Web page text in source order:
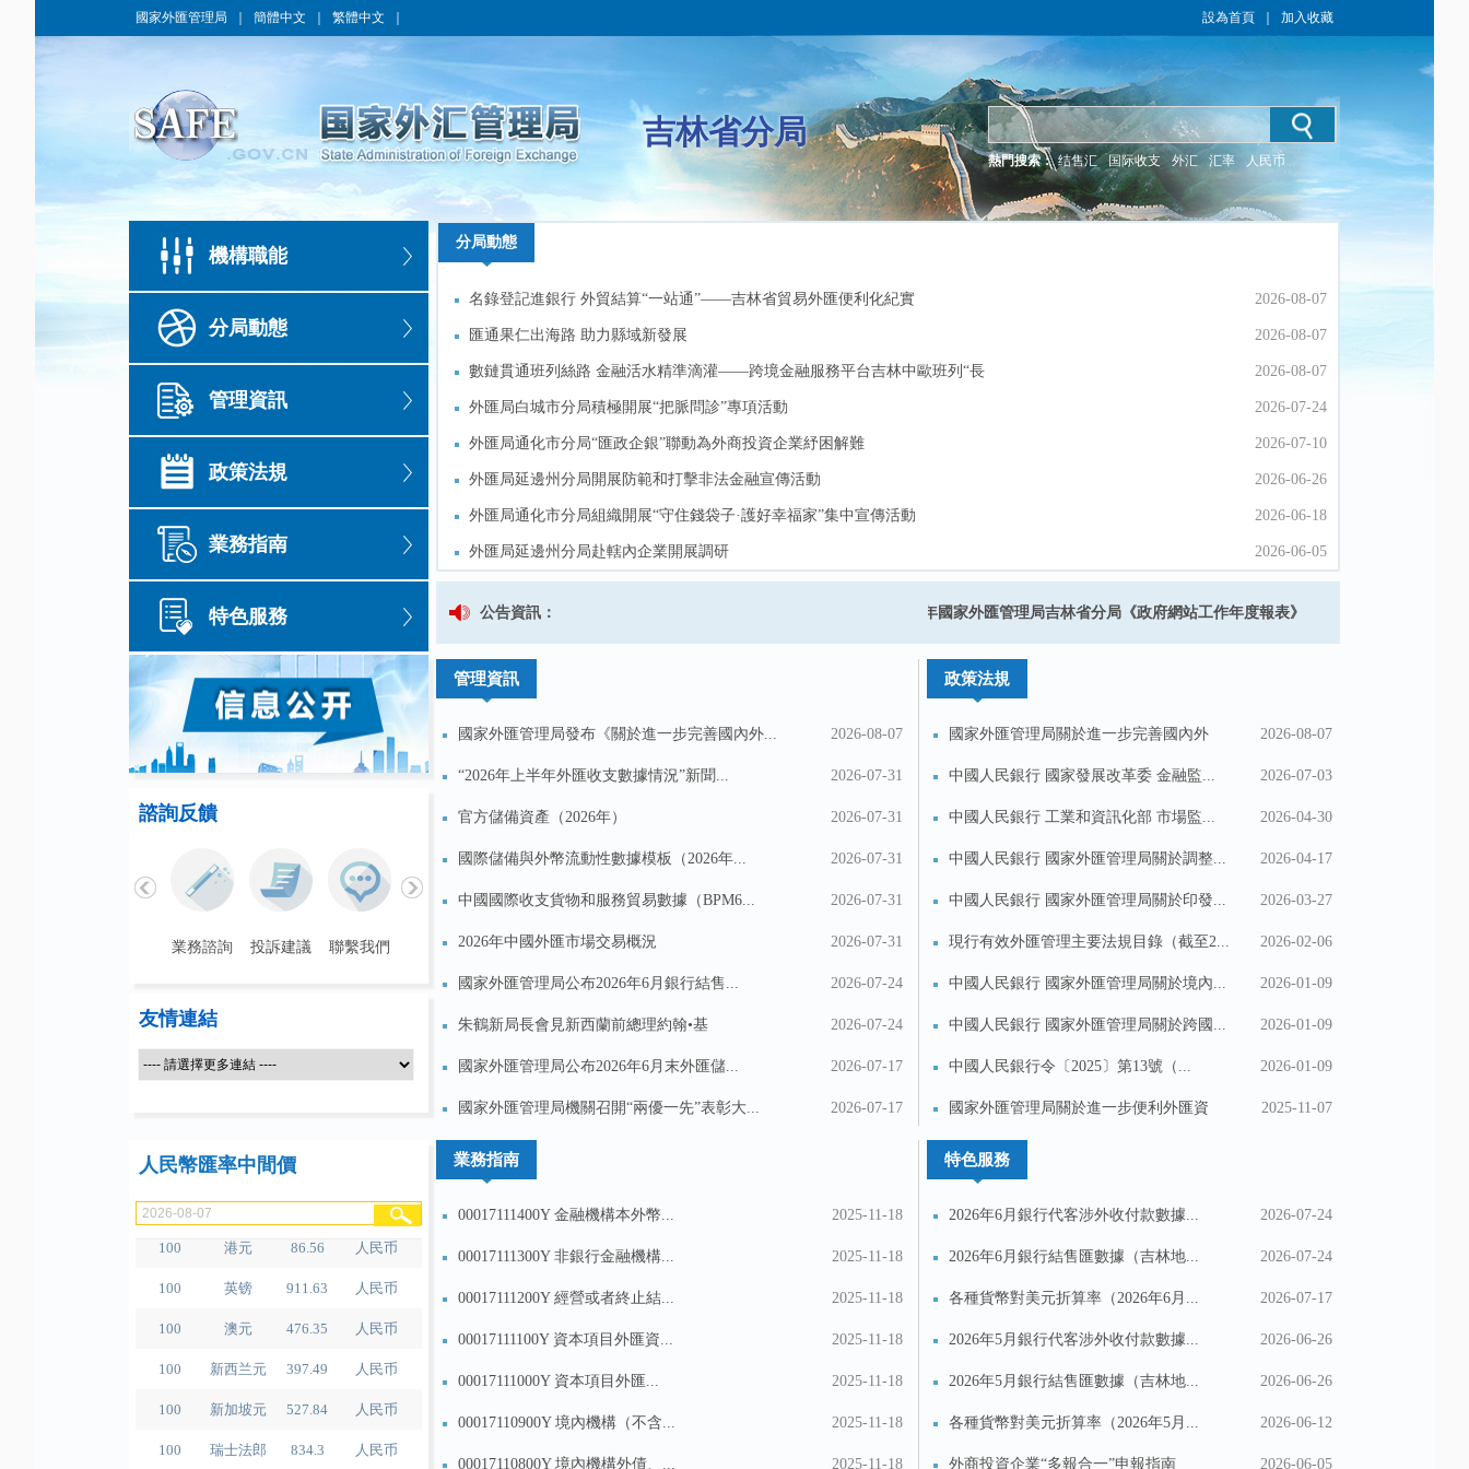
國家外匯管理局 簡體中文 繁體中文 設為首頁 加入收藏
吉林省分局
熱門搜索： 结售汇 国际收支 外汇 汇率 人民币
機構職能
分局動態
管理資訊
政策法規
業務指南
特色服務
分局動態
名錄登記進銀行 外貿結算“一站通”——吉林省貿易外匯便利化紀實 2026-08-07
匯通果仁出海路 助力縣域新發展 2026-08-07
數鏈貫通班列絲路 金融活水精準滴灌——跨境金融服務平台吉林中歐班列“長
滿歐號”特色服務賦能...
2026-08-07
外匯局白城市分局積極開展“把脈問診”專項活動 2026-07-24
外匯局通化市分局“匯政企銀”聯動為外商投資企業紓困解難 2026-07-10
外匯局延邊州分局開展防範和打擊非法金融宣傳活動 2026-06-26
外匯局通化市分局組織開展“守住錢袋子·護好幸福家”集中宣傳活動 2026-06-18
外匯局延邊州分局赴轄內企業開展調研 2026-06-05
外匯局延邊州分局赴琿春市金融機構開展調研 2026-05-22
分局動態
名錄登記進銀行 外貿結算“一站通”——吉林省貿易外匯便利化紀實 2026-08-07
匯通果仁出海路 助力縣域新發展 2026-08-07
數鏈貫通班列絲路 金融活水精準滴灌——跨境金融服務平台吉林中歐班列“長
滿歐號”特色服務賦能...
2026-08-07
外匯局白城市分局積極開展“把脈問診”專項活動 2026-07-24
外匯局通化市分局“匯政企銀”聯動為外商投資企業紓困解難 2026-07-10
外匯局延邊州分局開展防範和打擊非法金融宣傳活動 2026-06-26
外匯局通化市分局組織開展“守住錢袋子·護好幸福家”集中宣傳活動 2026-06-18
外匯局延邊州分局赴轄內企業開展調研 2026-06-05
外匯局延邊州分局赴琿春市金融機構開展調研 2026-05-22
公告資訊：
國家外匯管理局吉林省分局關於啟用經常項目外匯業務監管章的公告 2025年國家外匯管理局吉林省分局《政府網站工作年度報表》​
諮詢反饋
業務諮詢 投訴建議 聯繫我們 業務諮詢 投訴建議 聯繫我們
友情連結
管理資訊
國家外匯管理局發布《關於進一步完善國內外... 2026-08-07
“2026年上半年外匯收支數據情況”新聞... 2026-07-31
官方儲備資產（2026年） 2026-07-31
國際儲備與外幣流動性數據模板（2026年... 2026-07-31
中國國際收支貨物和服務貿易數據（BPM6... 2026-07-31
2026年中國外匯市場交易概況 2026-07-31
國家外匯管理局公布2026年6月銀行結售... 2026-07-24
朱鶴新局長會見新西蘭前總理約翰•基 2026-07-24
國家外匯管理局公布2026年6月末外匯儲... 2026-07-17
國家外匯管理局機關召開“兩優一先”表彰大... 2026-07-17
政策法規
國家外匯管理局關於進一步完善國內外
匯...
2026-08-07
中國人民銀行 國家發展改革委 金融監... 2026-07-03
中國人民銀行 工業和資訊化部 市場監... 2026-04-30
中國人民銀行 國家外匯管理局關於調整... 2026-04-17
中國人民銀行 國家外匯管理局關於印發... 2026-03-27
現行有效外匯管理主要法規目錄（截至2... 2026-02-06
中國人民銀行 國家外匯管理局關於境內... 2026-01-09
中國人民銀行 國家外匯管理局關於跨國... 2026-01-09
中國人民銀行令〔2025〕第13號（... 2026-01-09
國家外匯管理局關於進一步便利外匯資
金...
2025-11-07
人民幣匯率中間價
100 人民币
100 欧元 780.67 業務指南
00017111400Y 金融機構本外幣... 2025-11-18
00017111300Y 非銀行金融機構... 2025-11-18
00017111200Y 經營或者終止結... 2025-11-18
00017111100Y 資本項目外匯資... 2025-11-18
00017111000Y 資本項目外匯... 2025-11-18
00017110900Y 境內機構（不含... 2025-11-18
00017110800Y 境內機構外債、... 2025-11-18
特色服務
2026年6月銀行代客涉外收付款數據... 2026-07-24
2026年6月銀行結售匯數據（吉林地... 2026-07-24
各種貨幣對美元折算率（2026年6月... 2026-07-17
2026年5月銀行代客涉外收付款數據... 2026-06-26
2026年5月銀行結售匯數據（吉林地... 2026-06-26
各種貨幣對美元折算率（2026年5月... 2026-06-12
外商投資企業“多報合一”申報指南 2026-06-05